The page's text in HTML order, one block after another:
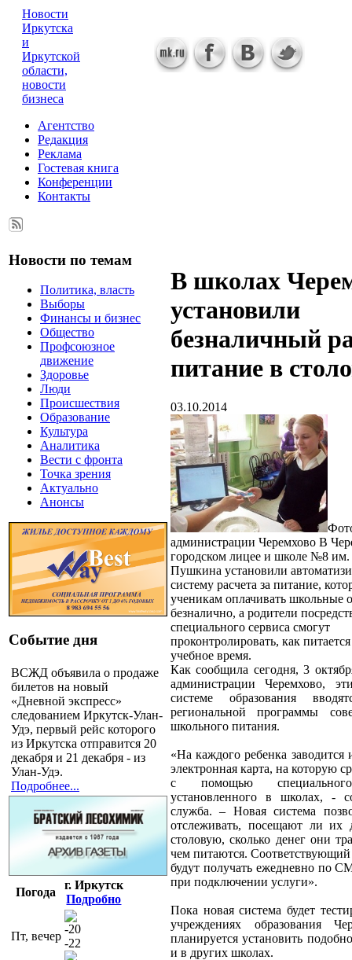
Новости
Иркутска
и
Иркутской
области,
новости
бизнеса
Агентство
Редакция
Реклама
Гостевая книга
Конференции
Контакты
Новости по темам
Политика, власть
Выборы
Финансы и бизнес
Общество
Профсоюзное
движение
Здоровье
Люди
Происшествия
Образование
Культура
Аналитика
Вести с фронта
Точка зрения
Актуально
Анонсы
Событие дня
ВСЖД объявила о продаже
билетов на новый
«Дневной экспресс»
следованием Иркутск-Улан-
Удэ, первый рейс которого
из Иркутска отправится 20
декабря и 21 декабря - из
Улан-Удэ.
Подробнее...
Погода
г. Иркутск
Подробно
Пт, вечер
-20
-22
В школах
установили
безналичный
питание в
03.10.2014
администрации Черемхово В
городском лицее и школе №8 им.
Пушкина установили
систему расчета за питание,
ученикам оплачивать школьные
безналично, а родители
специального сервиса смогут
проконтролировать, как
учебное время.
Как сообщила сегодня, 3
администрации Черемхово,
системе образования
региональной программы
школьного питания.
«На каждого ребенка заводится
электронная карта, на которую
с помощью
установленного в школах, -
служба. – Новая система
отслеживать, посещают ли их
столовую, сколько денег они
чем питаются. Соответствующий
будут получать ежедневно по
при подключении услуги».
Пока новая система будет
учреждениях образования
планируется установить
и в других школах.